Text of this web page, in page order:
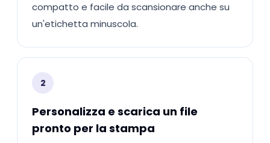
compatto e facile da scansionare anche su
un'etichetta minuscola.
2
Personalizza e scarica un file
pronto per la stampa